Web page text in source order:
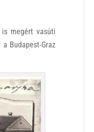
megért vasúti
Budapest-Graz